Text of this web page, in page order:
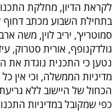
לקראת הדיון, מחלקת
בתחילת השבוע מכתב דחוף
סמוטריץ', יריב לוין, משה
גולדקנופף, אורית סטרוק,
נטען כי התכנית נוגדת את
מדיניות הממשלה, וכי אין
הכחול של היישוב ללא
כפי שמקובל במדיניות